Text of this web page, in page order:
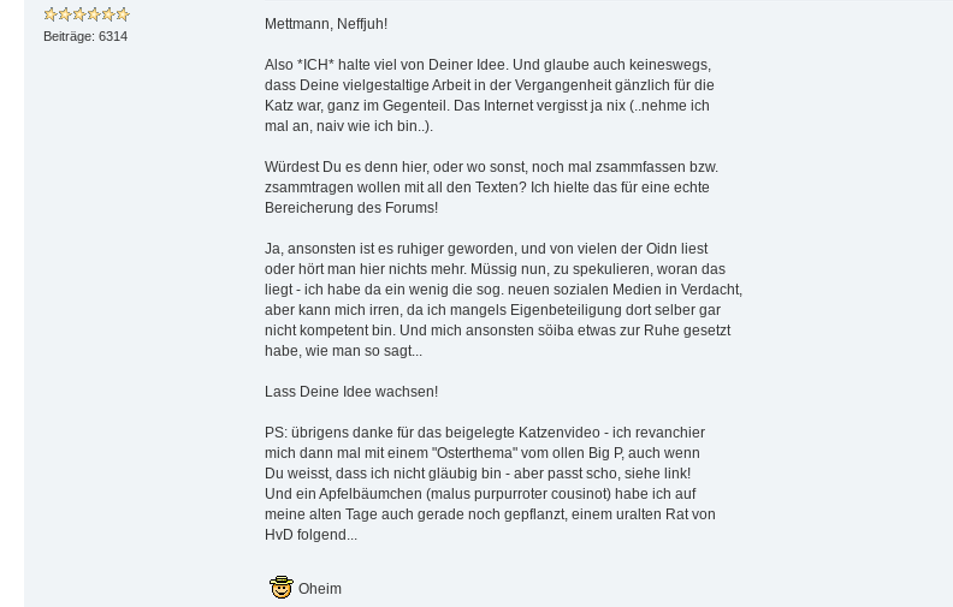
Beiträge: 6314
Mettmann, Neffjuh!
Also *ICH* halte viel von Deiner Idee. Und glaube auch keineswegs,
dass Deine vielgestaltige Arbeit in der Vergangenheit gänzlich für die
Katz war, ganz im Gegenteil. Das Internet vergisst ja nix (..nehme ich
mal an, naiv wie ich bin..).
Würdest Du es denn hier, oder wo sonst, noch mal zsammfassen bzw.
zsammtragen wollen mit all den Texten? Ich hielte das für eine echte
Bereicherung des Forums!
Ja, ansonsten ist es ruhiger geworden, und von vielen der Oidn liest
oder hört man hier nichts mehr. Müssig nun, zu spekulieren, woran das
liegt - ich habe da ein wenig die sog. neuen sozialen Medien in Verdacht,
aber kann mich irren, da ich mangels Eigenbeteiligung dort selber gar
nicht kompetent bin. Und mich ansonsten söiba etwas zur Ruhe gesetzt
habe, wie man so sagt...
Lass Deine Idee wachsen!
PS: übrigens danke für das beigelegte Katzenvideo - ich revanchier
mich dann mal mit einem "Osterthema" vom ollen Big P, auch wenn
Du weisst, dass ich nicht gläubig bin - aber passt scho, siehe link!
Und ein Apfelbäumchen (malus purpurroter cousinot) habe ich auf
meine alten Tage auch gerade noch gepflanzt, einem uralten Rat von
HvD folgend...
Oheim